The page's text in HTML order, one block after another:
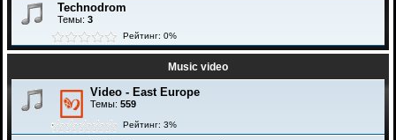
Technodrom
Темы: 3
Рейтинг: 0%
Music video
Video - East Europe
Темы: 559
Рейтинг: 3%